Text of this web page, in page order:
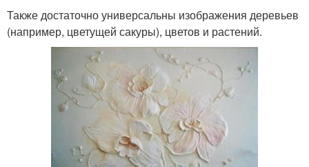
Также достаточно универсальны изображения деревьев
(например, цветущей сакуры), цветов и растений.